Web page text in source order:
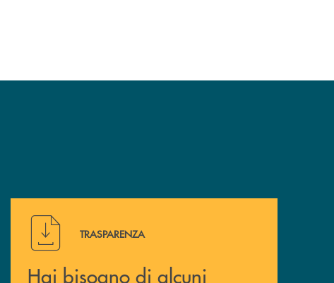
Hai bisogno di alcuni documenti ? Vai alla pagina della
TRASPARENZA
Hai bisogno di alcuni